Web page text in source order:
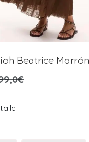
Beatrice Marrón